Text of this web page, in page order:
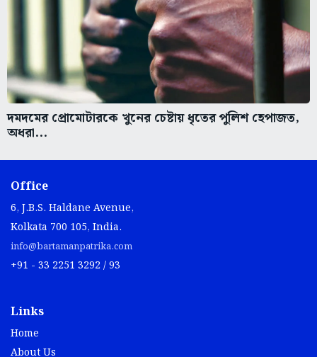
দমদমের প্রোমোটারকে খুনের চেষ্টায় ধৃতের পুলিশ হেপাজত,
অধরা...
Office
6, J.B.S. Haldane Avenue,
Kolkata 700 105, India.
info@bartamanpatrika.com
+91 - 33 2251 3292 / 93
Links
Home
About Us